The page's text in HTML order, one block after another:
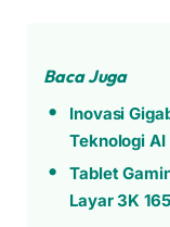
Baca Juga
Inovasi
Teknologi AI
Tablet
Layar 3K